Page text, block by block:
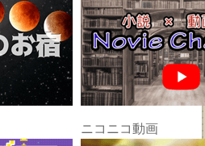
ニコニコ動画